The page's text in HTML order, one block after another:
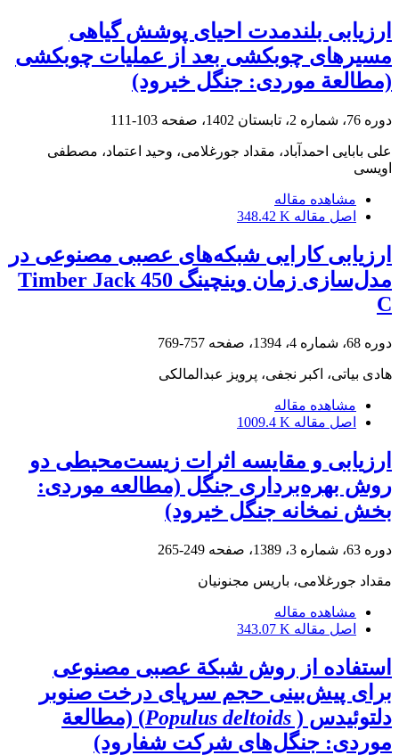
ارزیابی بلندمدت احیای پوشش گیاهی
مسیرهای چوبکشی بعد از عملیات چوبکشی
(مطالعة موردی: جنگل خیرود)
دوره 76، شماره 2، تابستان 1402، صفحه 103-111
علی بابایی احمدآباد، مقداد جورغلامی، وحید اعتماد، مصطفی
اویسی
مشاهده مقاله
اصل مقاله 348.42 K
ارزیابی کارایی شبکه‌های عصبی مصنوعی در
مدل‌سازی زمان وینچینگ Timber Jack 450
C
دوره 68، شماره 4، 1394، صفحه 757-769
هادی بیاتی، اکبر نجفی، پرویز عبدالمالکی
مشاهده مقاله
اصل مقاله 1009.4 K
ارزیابی و مقایسه اثرات زیست‌محیطی دو
روش بهره‌برداری جنگل (مطالعه موردی:
بخش نمخانه جنگل خیرود)
دوره 63، شماره 3، 1389، صفحه 249-265
مقداد جورغلامی، باریس مجنونیان
مشاهده مقاله
اصل مقاله 343.07 K
استفاده از روش شبکة عصبی مصنوعی
برای پیش‌بینی حجم سرپای درخت صنوبر
دلتوئیدس ( Populus deltoids) (مطالعة
موردی: جنگل‌های شرکت شفارود)